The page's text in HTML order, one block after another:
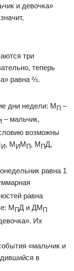
и девочка»
три
теперь
равна ⅔.
дни недели: М
–
– мальчик,
возможны
И, М ИМ , М Д,
равна 1
равна
М Д и ДМ
Их
«мальчик и
в